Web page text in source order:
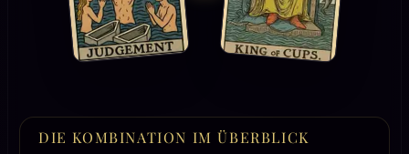
DIE KOMBINATION IM ÜBERBLICK